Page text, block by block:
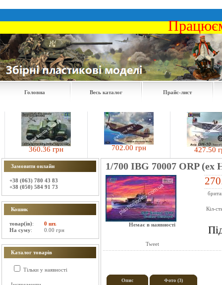
Головна Весь каталог Прайс-лист
360.36 грн 702.00 грн 427.50 грн
Замовити онлайн
+38 (063) 780 43 83
+38 (050) 584 91 73
Кошик
товар(ів):
0 шт.
На суму: 0.00 грн
Каталог товарів
Тільки у наявності
1/700 IBG 70007 ORP (ex
Немає в наявності
Tweet
Кіл-
Опис Фото (3)